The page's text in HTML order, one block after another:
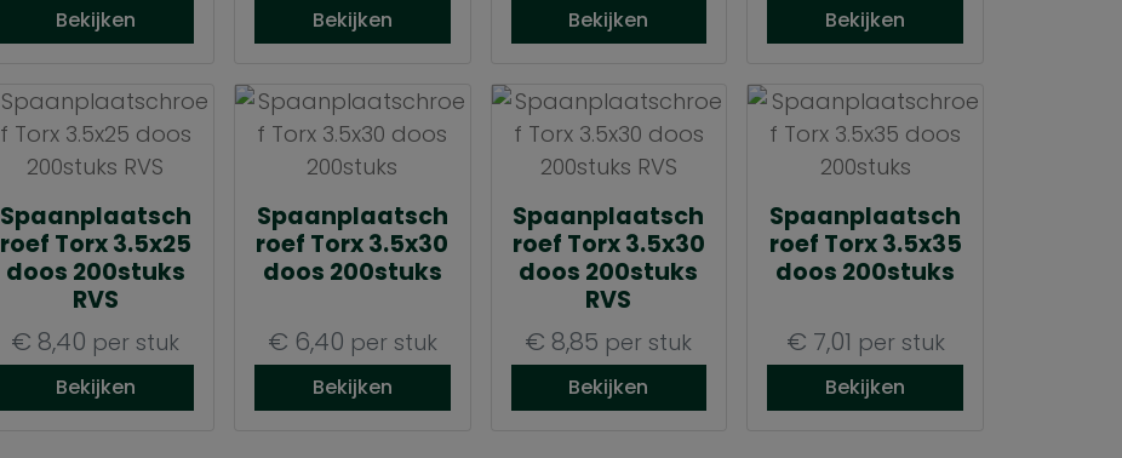
Bekijken Bekijken Bekijken Bekijken
Spaanplaatsch
roef Torx 3.5x25
doos 200stuks
RVS
€ 8,40 per stuk
Bekijken
Spaanplaatsch
roef Torx 3.5x30
doos 200stuks
€ 6,40 per stuk
Bekijken
Spaanplaatsch
roef Torx 3.5x30
doos 200stuks
RVS
€ 8,85 per stuk
Bekijken
Spaanplaatsch
roef Torx 3.5x35
doos 200stuks
€ 7,01 per stuk
Bekijken